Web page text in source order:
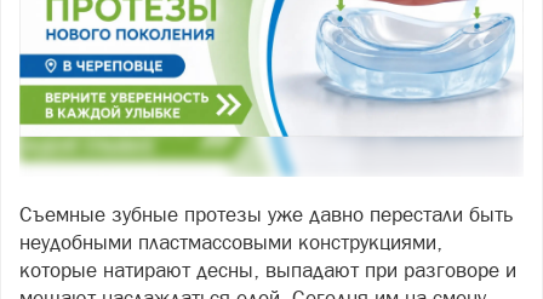
Съемные зубные протезы уже давно перестали быть
неудобными пластмассовыми конструкциями,
которые натирают десны, выпадают при разговоре и